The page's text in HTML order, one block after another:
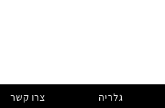
גלריה צרו קשר